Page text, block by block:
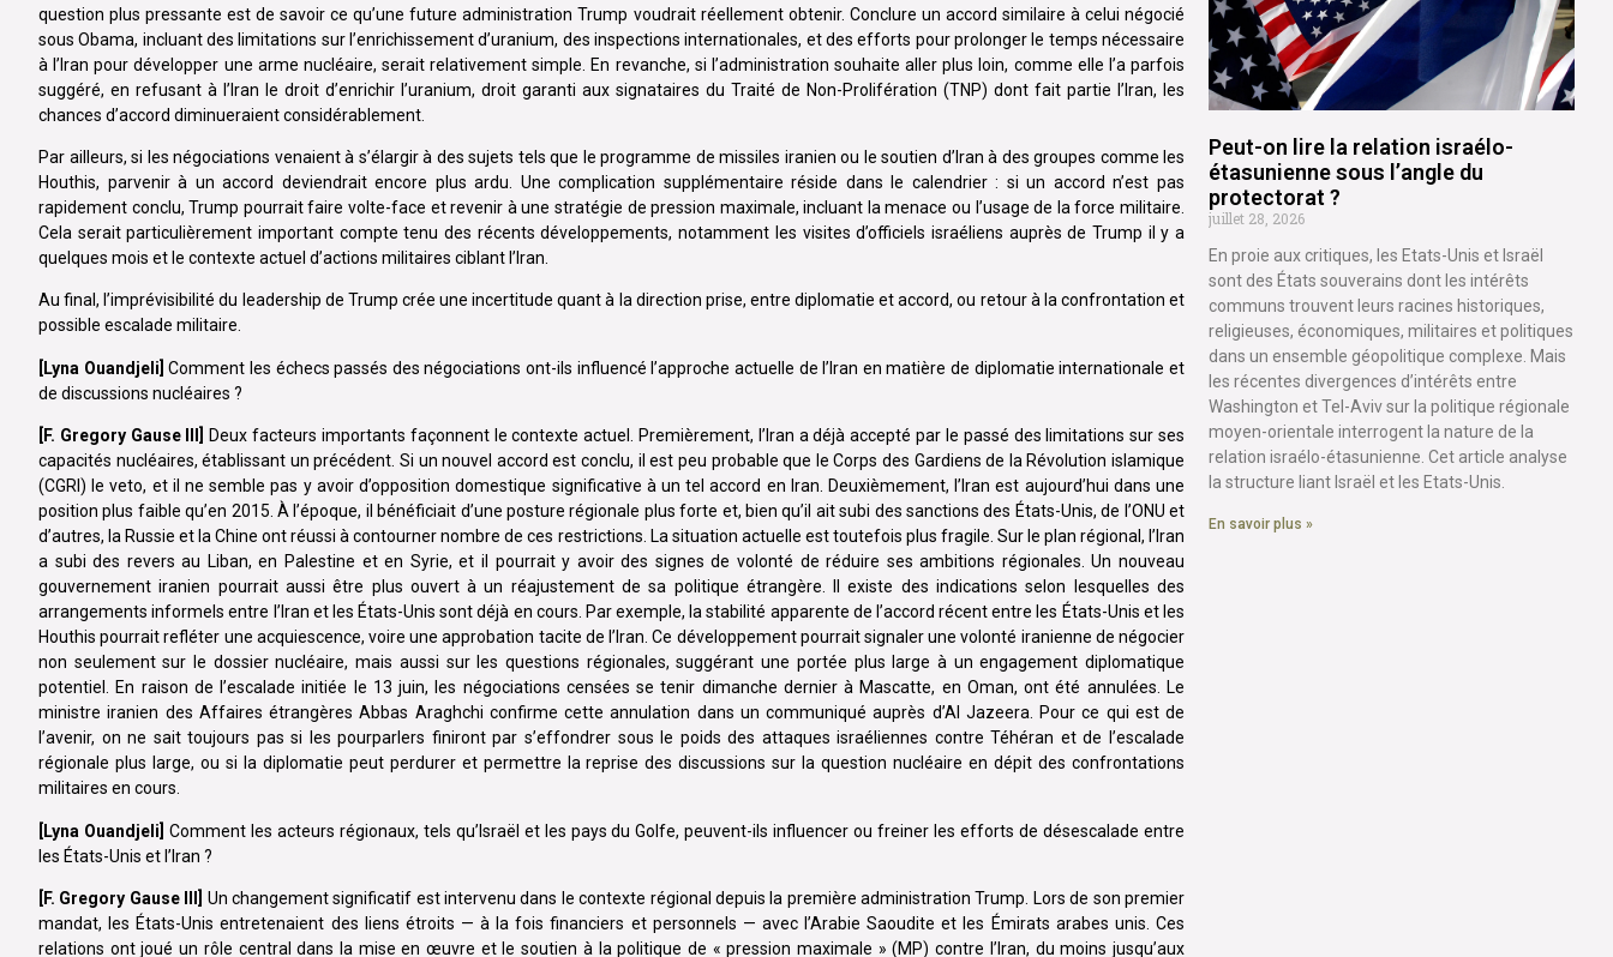
question plus pressante est de savoir ce qu’une future administration Trump voudrait réellement obtenir. Conclure un accord similaire à celui négocié
sous Obama, incluant des limitations sur l’enrichissement d’uranium, des inspections internationales, et des efforts pour prolonger le temps nécessaire
à l’Iran pour développer une arme nucléaire, serait relativement simple. En revanche, si l’administration souhaite aller plus loin, comme elle l’a parfois
suggéré, en refusant à l’Iran le droit d’enrichir l’uranium, droit garanti aux signataires du Traité de Non-Prolifération (TNP) dont fait partie l’Iran, les
chances d’accord diminueraient considérablement.
Par ailleurs, si les négociations venaient à s’élargir à des sujets tels que le programme de missiles iranien ou le soutien d’Iran à des groupes comme les
Houthis, parvenir à un accord deviendrait encore plus ardu. Une complication supplémentaire réside dans le calendrier : si un accord n’est pas
rapidement conclu, Trump pourrait faire volte-face et revenir à une stratégie de pression maximale, incluant la menace ou l’usage de la force militaire.
Cela serait particulièrement important compte tenu des récents développements, notamment les visites d’officiels israéliens auprès de Trump il y a
quelques mois et le contexte actuel d’actions militaires ciblant l’Iran.
Au final, l’imprévisibilité du leadership de Trump crée une incertitude quant à la direction prise, entre diplomatie et accord, ou retour à la confrontation et
possible escalade militaire.
[Lyna Ouandjeli] Comment les échecs passés des négociations ont-ils influencé l’approche actuelle de l’Iran en matière de diplomatie internationale et
de discussions nucléaires ?
[F. Gregory Gause III]
Deux facteurs importants façonnent le contexte actuel. Premièrement, l’Iran a déjà accepté par le passé des limitations sur ses
capacités nucléaires, établissant un précédent. Si un nouvel accord est conclu, il est peu probable que le Corps des Gardiens de la Révolution islamique
(CGRI) le veto, et il ne semble pas y avoir d’opposition domestique significative à un tel accord en Iran. Deuxièmement, l’Iran est aujourd’hui dans une
position plus faible qu’en 2015. À l’époque, il bénéficiait d’une posture régionale plus forte et, bien qu’il ait subi des sanctions des États-Unis, de l’ONU et
d’autres, la Russie et la Chine ont réussi à contourner nombre de ces restrictions. La situation actuelle est toutefois plus fragile. Sur le plan régional, l’Iran
a subi des revers au Liban, en Palestine et en Syrie, et il pourrait y avoir des signes de volonté de réduire ses ambitions régionales. Un nouveau
gouvernement iranien pourrait aussi être plus ouvert à un réajustement de sa politique étrangère. Il existe des indications selon lesquelles des
arrangements informels entre l’Iran et les États-Unis sont déjà en cours. Par exemple, la stabilité apparente de l’accord récent entre les États-Unis et les
Houthis pourrait refléter une acquiescence, voire une approbation tacite de l’Iran. Ce développement pourrait signaler une volonté iranienne de négocier
non seulement sur le dossier nucléaire, mais aussi sur les questions régionales, suggérant une portée plus large à un engagement diplomatique
potentiel. En raison de l’escalade initiée le 13 juin, les négociations censées se tenir dimanche dernier à Mascatte, en Oman, ont été annulées. Le
ministre iranien des Affaires étrangères Abbas Araghchi confirme cette annulation dans un communiqué auprès d’Al Jazeera. Pour ce qui est de
l’avenir, on ne sait toujours pas si les pourparlers finiront par s’effondrer sous le poids des attaques israéliennes contre Téhéran et de l’escalade
régionale plus large, ou si la diplomatie peut perdurer et permettre la reprise des discussions sur la question nucléaire en dépit des confrontations
militaires en cours.
[Lyna Ouandjeli] Comment les acteurs régionaux, tels qu’Israël et les pays du Golfe, peuvent-ils influencer ou freiner les efforts de désescalade entre
les États-Unis et l’Iran ?
[F. Gregory Gause III]
Un changement significatif est intervenu dans le contexte régional depuis la première administration Trump. Lors de son premier
mandat, les États-Unis entretenaient des liens étroits — à la fois financiers et personnels — avec l’Arabie Saoudite et les Émirats arabes unis. Ces
relations ont joué un rôle central dans la mise en œuvre et le soutien à la politique de « pression maximale » (MP) contre l’Iran, du moins jusqu’aux
Peut-on lire la relation israélo-
étasunienne sous l’angle du
protectorat ?
juillet 28, 2026
En proie aux critiques, les Etats-Unis et Israël
sont des États souverains dont les intérêts
communs trouvent leurs racines historiques,
religieuses, économiques, militaires et politiques
dans un ensemble géopolitique complexe. Mais
les récentes divergences d’intérêts entre
Washington et Tel-Aviv sur la politique régionale
moyen-orientale interrogent la nature de la
relation israélo-étasunienne. Cet article analyse
la structure liant Israël et les Etats-Unis.
En savoir plus »